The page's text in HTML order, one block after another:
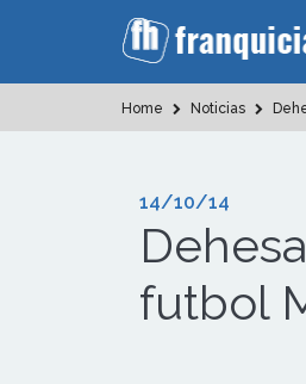
Home Noticias
14/10/14
futbol